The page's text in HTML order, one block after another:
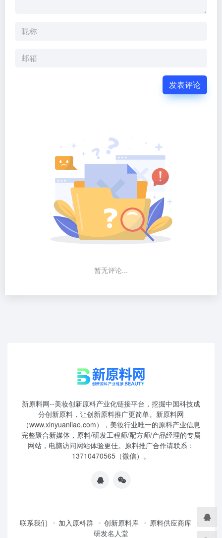
发表评论
暂无评论...
新原料网--美妆创新原料产业化链接平台，挖掘中国科技成
分创新原料，让创新原料推广更简单。新原料网
（www.xinyuanliao.com），美妆行业唯一的原料产业信息
完整聚合新媒体，原料/研发工程师/配方师/产品经理的专属
网站，电脑访问网站体验更佳。原料推广合作请联系：
13710470565（微信）。
联系我们 加入原料群 创新原料库
原料供应商库
研发名人堂